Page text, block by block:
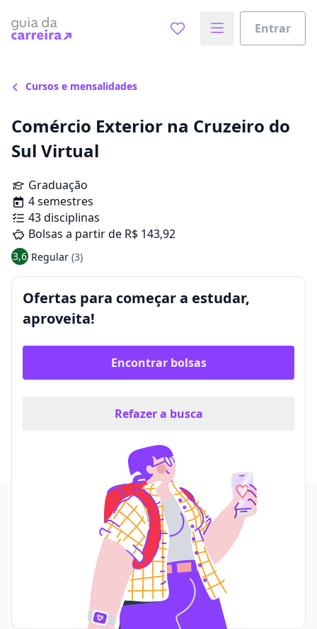
Entrar
Cursos e mensalidades
Comércio Exterior na Cruzeiro do
Sul Virtual
Graduação
4 semestres
43 disciplinas
Bolsas a partir de R$ 143,92
3,6 Regular (3)
Ofertas para começar a estudar,
aproveita!
Encontrar bolsas
Refazer a busca